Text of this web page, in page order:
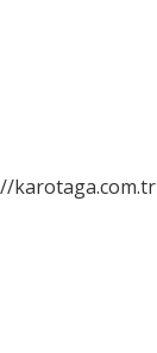
karotaga.com.tr